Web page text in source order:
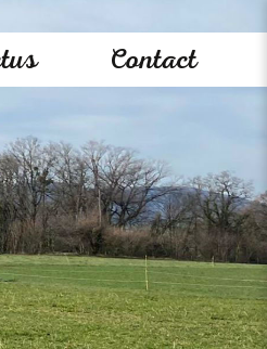
Contact